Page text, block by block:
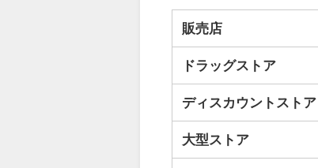
販売店
ドラッグストア
ディスカウントストア
大型ストア